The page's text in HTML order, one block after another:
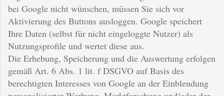
bei Google nicht wünschen, müssen Sie sich vor
Aktivierung des Buttons ausloggen. Google speichert
Ihre Daten (selbst für nicht eingeloggte Nutzer) als
Nutzungsprofile und wertet diese aus.
Die Erhebung, Speicherung und die Auswertung erfolgen
gemäß Art. 6 Abs. 1 lit. f DSGVO auf Basis des
berechtigten Interesses von Google an der Einblendung